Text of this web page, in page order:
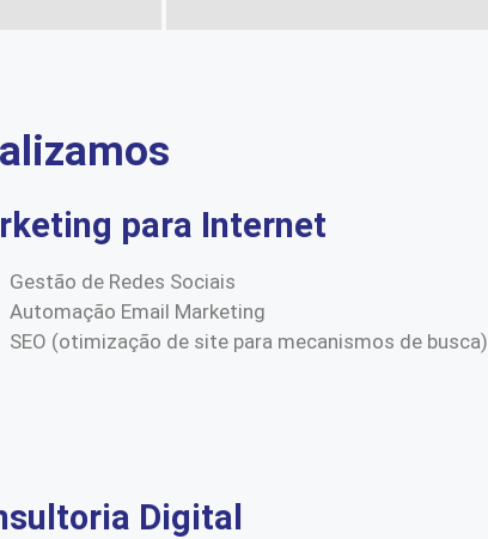
para Internet
Gestão de Redes Sociais
Automação Email Marketing
SEO (otimização de site para mecanismos de busca)
Digital